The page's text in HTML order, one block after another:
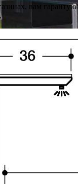
вам